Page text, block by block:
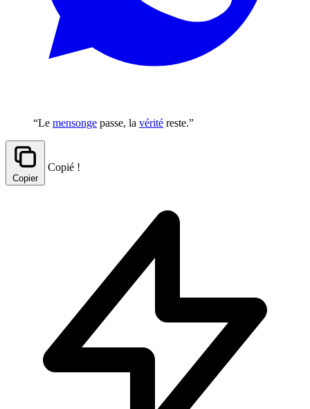
“Le mensonge passe, la vérité reste.”
Copier
Copié !